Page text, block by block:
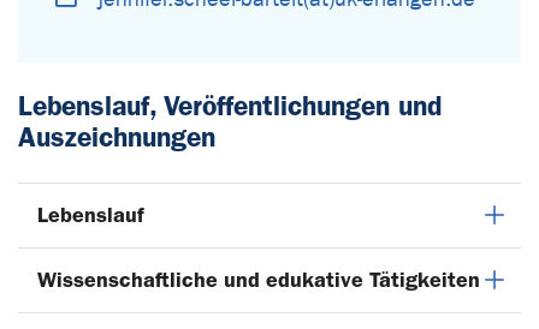
Lebenslauf, Veröffentlichungen und
Auszeichnungen
Lebenslauf
Wissenschaftliche und edukative Tätigkeiten